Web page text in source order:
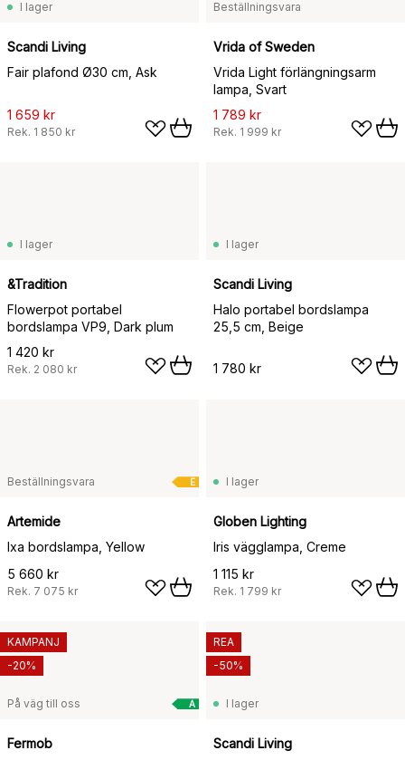
I lager
Scandi Living
Fair plafond Ø30 cm, Ask
1 659 kr
Rek. 1 850 kr
Beställningsvara
Vrida of Sweden
Vrida Light förlängningsarm
lampa, Svart
1 789 kr
Rek. 1 999 kr
I lager
&Tradition
Flowerpot portabel
bordslampa VP9, Dark plum
1 420 kr
Rek. 2 080 kr
I lager
Scandi Living
Halo portabel bordslampa
25,5 cm, Beige
1 780 kr
E
Beställningsvara
Artemide
Ixa bordslampa, Yellow
5 660 kr
Rek. 7 075 kr
I lager
Globen Lighting
Iris vägglampa, Creme
1 115 kr
Rek. 1 799 kr
A
På väg till oss
Fermob
KAMPANJ
-20%
I lager
Scandi Living
REA
-50%